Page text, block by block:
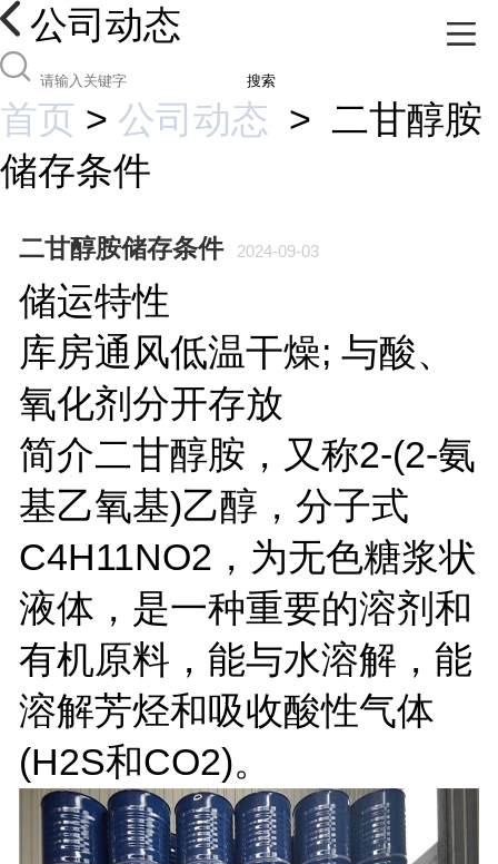
公司动态
搜索
首页 > 公司动态 > 二甘醇胺
储存条件
二甘醇胺储存条件 2024-09-03
储运特性
库房通风低温干燥; 与酸、
氧化剂分开存放
简介二甘醇胺，又称2-(2-氨
基乙氧基)乙醇，分子式
C4H11NO2，为无色糖浆状
液体，是一种重要的溶剂和
有机原料，能与水溶解，能
溶解芳烃和吸收酸性气体
(H2S和CO2)。